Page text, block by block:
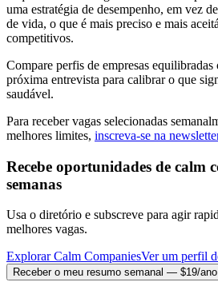
uma estratégia de desempenho, em vez
de vida, o que é mais preciso e mais
competitivos.
Compare perfis de empresas equilibradas
próxima entrevista para calibrar o que
saudável.
Para receber vagas selecionadas
melhores limites, inscreva-se na
Recebe oportunidades de calm
semanas
Usa o diretório e subscreve para agir
melhores vagas.
Explorar Calm CompaniesVer um perfil
Receber o meu resumo semanal — $19/ano